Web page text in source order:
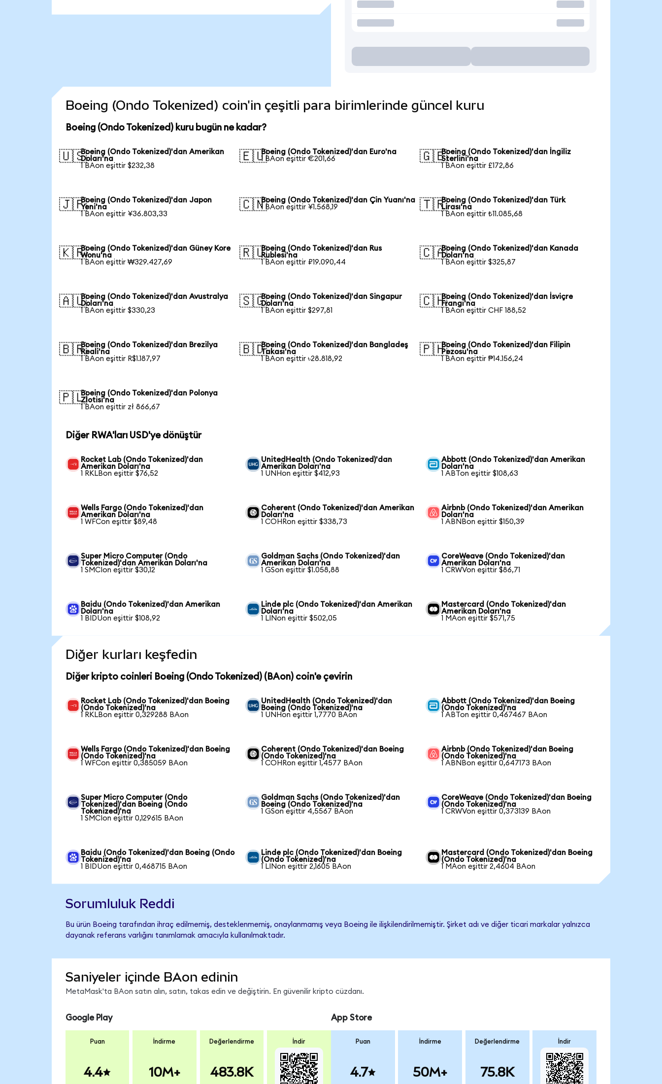
Boeing (Ondo Tokenized) coin'in çeşitli para birimlerinde güncel kuru
Boeing (Ondo Tokenized) kuru bugün ne kadar?
🇺🇸Boeing (Ondo Tokenized)'dan Amerikan
Doları'na
1 BAon eşittir $232,38
🇪🇺Boeing (Ondo Tokenized)'dan Euro'na
1 BAon eşittir €201,66
🇬🇧Boeing (Ondo Tokenized)'dan İngiliz
Sterlini'na
1 BAon eşittir £172,86
🇯🇵Boeing (Ondo Tokenized)'dan Japon
Yeni'na
1 BAon eşittir ¥36.803,33
🇨🇳Boeing (Ondo Tokenized)'dan Çin Yuanı'na
1 BAon eşittir ¥1.568,19
🇹🇷Boeing (Ondo Tokenized)'dan Türk
Lirası'na
1 BAon eşittir ₺11.085,68
🇰🇷Boeing (Ondo Tokenized)'dan Güney Kore
Wonu'na
1 BAon eşittir ₩329.427,69
🇷🇺Boeing (Ondo Tokenized)'dan Rus
Rublesi'na
1 BAon eşittir ₽19.090,44
🇨🇦Boeing (Ondo Tokenized)'dan Kanada
Doları'na
1 BAon eşittir $325,87
🇦🇺Boeing (Ondo Tokenized)'dan Avustralya
Doları'na
1 BAon eşittir $330,23
🇸🇬Boeing (Ondo Tokenized)'dan Singapur
Doları'na
1 BAon eşittir $297,81
🇨🇭Boeing (Ondo Tokenized)'dan İsviçre
Frangı'na
1 BAon eşittir CHF 188,52
🇧🇷Boeing (Ondo Tokenized)'dan Brezilya
Reali'na
1 BAon eşittir R$1.187,97
🇧🇩Boeing (Ondo Tokenized)'dan Bangladeş
Takası'na
1 BAon eşittir ৳28.818,92
🇵🇭Boeing (Ondo Tokenized)'dan Filipin
Pezosu'na
1 BAon eşittir ₱14.156,24
🇵🇱Boeing (Ondo Tokenized)'dan Polonya
Zlotisi'na
1 BAon eşittir zł 866,67
Diğer RWA'ları USD'ye dönüştür
Rocket Lab (Ondo Tokenized)'dan
Amerikan Doları'na
1 RKLBon eşittir $76,52
UnitedHealth (Ondo Tokenized)'dan
Amerikan Doları'na
1 UNHon eşittir $412,93
Abbott (Ondo Tokenized)'dan Amerikan
Doları'na
1 ABTon eşittir $108,63
Wells Fargo (Ondo Tokenized)'dan
Amerikan Doları'na
1 WFCon eşittir $89,48
Coherent (Ondo Tokenized)'dan Amerikan
Doları'na
1 COHRon eşittir $338,73
Airbnb (Ondo Tokenized)'dan Amerikan
Doları'na
1 ABNBon eşittir $150,39
Super Micro Computer (Ondo
Tokenized)'dan Amerikan Doları'na
1 SMCIon eşittir $30,12
Goldman Sachs (Ondo Tokenized)'dan
Amerikan Doları'na
1 GSon eşittir $1.058,88
CoreWeave (Ondo Tokenized)'dan
Amerikan Doları'na
1 CRWVon eşittir $86,71
Baidu (Ondo Tokenized)'dan Amerikan
Doları'na
1 BIDUon eşittir $108,92
Linde plc (Ondo Tokenized)'dan Amerikan
Doları'na
1 LINon eşittir $502,05
Mastercard (Ondo Tokenized)'dan
Amerikan Doları'na
1 MAon eşittir $571,75
Diğer kurları keşfedin
Diğer kripto coinleri Boeing (Ondo Tokenized) (BAon) coin'e çevirin
Rocket Lab (Ondo Tokenized)'dan Boeing
(Ondo Tokenized)'na
1 RKLBon eşittir 0,329288 BAon
UnitedHealth (Ondo Tokenized)'dan
Boeing (Ondo Tokenized)'na
1 UNHon eşittir 1,7770 BAon
Abbott (Ondo Tokenized)'dan Boeing
(Ondo Tokenized)'na
1 ABTon eşittir 0,467467 BAon
Wells Fargo (Ondo Tokenized)'dan Boeing
(Ondo Tokenized)'na
1 WFCon eşittir 0,385059 BAon
Coherent (Ondo Tokenized)'dan Boeing
(Ondo Tokenized)'na
1 COHRon eşittir 1,4577 BAon
Airbnb (Ondo Tokenized)'dan Boeing
(Ondo Tokenized)'na
1 ABNBon eşittir 0,647173 BAon
Super Micro Computer (Ondo
Tokenized)'dan Boeing (Ondo
Tokenized)'na
1 SMCIon eşittir 0,129615 BAon
Goldman Sachs (Ondo Tokenized)'dan
Boeing (Ondo Tokenized)'na
1 GSon eşittir 4,5567 BAon
CoreWeave (Ondo Tokenized)'dan Boeing
(Ondo Tokenized)'na
1 CRWVon eşittir 0,373139 BAon
Baidu (Ondo Tokenized)'dan Boeing (Ondo
Tokenized)'na
1 BIDUon eşittir 0,468715 BAon
Linde plc (Ondo Tokenized)'dan Boeing
(Ondo Tokenized)'na
1 LINon eşittir 2,1605 BAon
Mastercard (Ondo Tokenized)'dan Boeing
(Ondo Tokenized)'na
1 MAon eşittir 2,4604 BAon
Sorumluluk Reddi
Bu ürün Boeing tarafından ihraç edilmemiş, desteklenmemiş, onaylanmamış veya Boeing ile ilişkilendirilmemiştir. Şirket adı ve diğer ticari markalar yalnızca
dayanak referans varlığını tanımlamak amacıyla kullanılmaktadır.
Saniyeler içinde BAon edinin
MetaMask'ta BAon satın alın, satın, takas edin ve değiştirin. En güvenilir kripto cüzdanı.
Google Play
Puan
4.4
İndirme
10M+
Değerlendirme
483.8K
İndir
App Store
Puan
4.7
İndirme
50M+
Değerlendirme
75.8K
İndir